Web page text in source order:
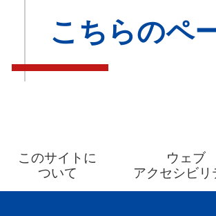
こちらのペ
このサイトに
ついて
ウェブ
アクセシビリ